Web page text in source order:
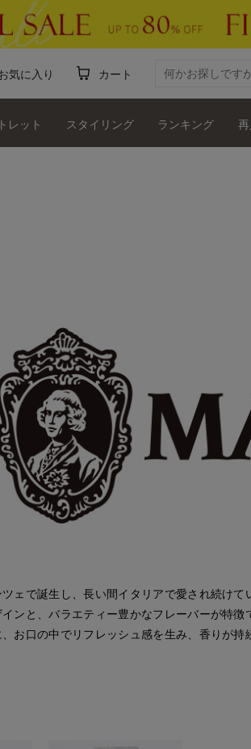
気に入り カート
レット スタイリング ランキング
ェで誕生し、長い間イタリアで愛され続け
ンと、バラエティー豊かなフレーバーが特
お口の中でリフレッシュ感を生み、香りが持